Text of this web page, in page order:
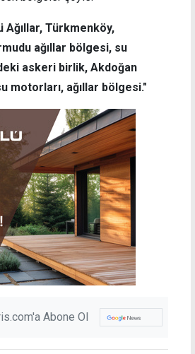
Ağıllar, Türkmenköy,
ağıllar bölgesi, su
askeri birlik, Akdoğan
motorları, ağıllar bölgesi."
Abone Ol